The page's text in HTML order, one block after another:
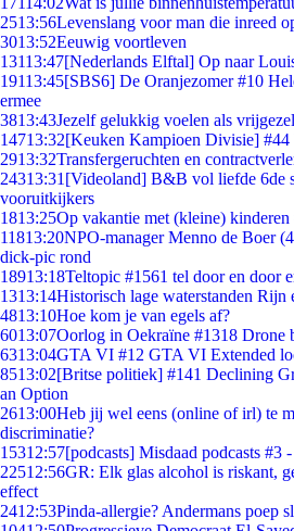
2513:56Levenslang voor man die inreed
3013:52Eeuwig voortleven
13113:47[Nederlands Elftal] Op naar
19113:45[SBS6] De Oranjezomer #10
ermee
3813:43Jezelf gelukkig voelen als
14713:32[Keuken Kampioen Divisie] #44
2913:32Transfergeruchten en
24313:31 [Videoland] B&B vol liefde 6de
vooruitkijkers
1813:25Op vakantie met (kleine) kinderen
11813:20NPO-manager Menno de Boer
dick-pic rond
18913:18Teltopic #1561 tel door en door
1313:14Historisch lage waterstanden Rijn
4813:10Hoe kom je van egels af?
6013:07Oorlog in Oekraïne #1318 Drone
6313:04GTA VI #12 GTA VI Extended
8513:02[Britse politiek] #141 Declining
an Option
2613:00Heb jij wel eens (online of irl) te
discriminatie?
15312:57[podcasts] Misdaad podcasts #3
22512:56GR: Elk glas alcohol is riskant,
effect
2412:53Pinda-allergie? Andermans poep